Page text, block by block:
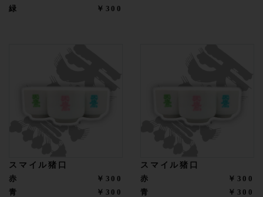
緑
￥300
スマイル猪口
赤
￥300
青
￥300
スマイル猪口
赤
￥300
青
￥300